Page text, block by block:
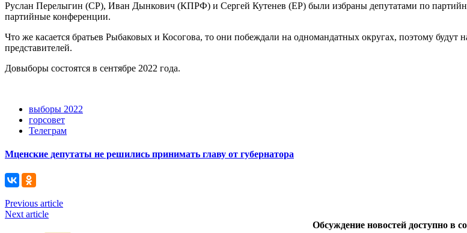
Руслан Перелыгин (СР), Иван Дынкович (КПРФ) и Сергей Кутенев (ЕР) были избраны депутатами по
партийные конференции.
Что же касается братьев Рыбаковых и Косогова, то они побеждали на одномандатных округах, поэтому
представителей.
Довыборы состоятся в сентябре 2022 года.
выборы 2022
горсовет
Телеграм
Мценские депутаты не решились принимать главу от губернатора
Previous article
Next article
Обсуждение новостей доступно в